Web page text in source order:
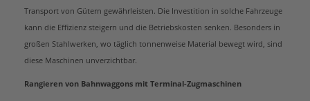
Transport von Gütern gewährleisten. Die Investition in solche Fahrzeuge
kann die Effizienz steigern und die Betriebskosten senken. Besonders in
großen Stahlwerken, wo täglich tonnenweise Material bewegt wird, sind
diese Maschinen unverzichtbar.
Rangieren von Bahnwaggons mit Terminal-Zugmaschinen